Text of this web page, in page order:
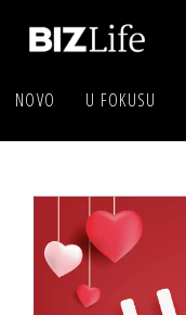
NOVO U FOKUSU